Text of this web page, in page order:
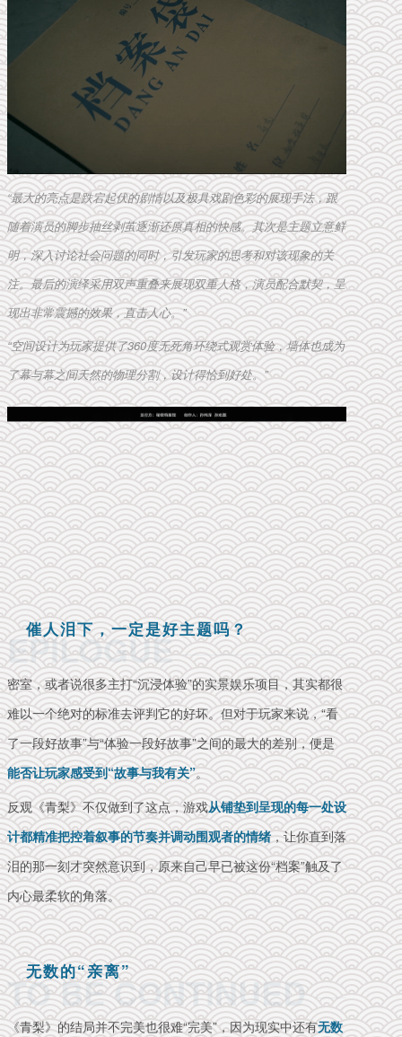
“最大的亮点是跌宕起伏的剧情以及极具戏剧色彩的展现手法，跟
随着演员的脚步抽丝剥茧逐渐还原真相的快感。其次是主题立意鲜
明，深入讨论社会问题的同时，引发玩家的思考和对该现象的关
注。最后的演绎采用双声重叠来展现双重人格，演员配合默契，呈
现出非常震撼的效果，直击人心。”
“空间设计为玩家提供了360度无死角环绕式观赏体验，墙体也成为
了幕与幕之间天然的物理分割，设计得恰到好处。”
催人泪下，一定是好主题吗？
EPILOGUE
密室，或者说很多主打“沉浸体验”的实景娱乐项目，其实都很
难以一个绝对的标准去评判它的好坏。但对于玩家来说，“看
了一段好故事”与“体验一段好故事”之间的最大的差别，便是
能否让玩家感受到“故事与我有关”。
反观《青梨》不仅做到了这点，游戏从铺垫到呈现的每一处设
计都精准把控着叙事的节奏并调动围观者的情绪，让你直到落
泪的那一刻才突然意识到，原来自己早已被这份“档案”触及了
内心最柔软的角落。
无数的“亲离”
TO BE CONTINUED
《青梨》的结局并不完美也很难“完美”，因为现实中还有无数